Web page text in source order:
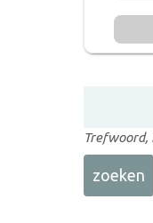
Trefwoord,